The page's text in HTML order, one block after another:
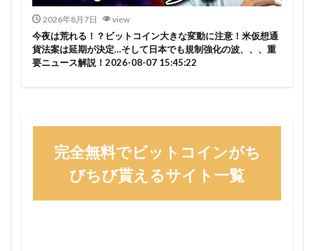
2026年8月7日 view
今夜は荒れる！？ビットコイン大きな変動に注意！米仮想通
貨法案は延期が決定…そして日本でも規制強化の波、、、重
要ニュース解説！2026-08-07 15:45:22
完全無料でビットコインがち
びちび貰えるサイト一覧